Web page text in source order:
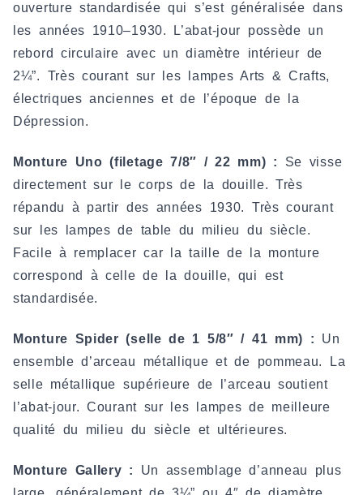
ouverture standardisée qui s’est généralisée dans
les années 1910–1930. L’abat-jour possède un
rebord circulaire avec un diamètre intérieur de
2¼”. Très courant sur les lampes Arts & Crafts,
électriques anciennes et de l’époque de la
Dépression.
Monture Uno (filetage 7/8″ / 22 mm) :
Se visse
directement sur le corps de la douille. Très
répandu à partir des années 1930. Très courant
sur les lampes de table du milieu du siècle.
Facile à remplacer car la taille de la monture
correspond à celle de la douille, qui est
standardisée.
Monture Spider (selle de 1 5/8″ / 41 mm) : Un
ensemble d’arceau métallique et de pommeau. La
selle métallique supérieure de l’arceau soutient
l’abat-jour. Courant sur les lampes de meilleure
qualité du milieu du siècle et ultérieures.
Monture Gallery :
Un assemblage d’anneau plus